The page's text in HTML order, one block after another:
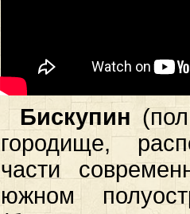
Бискупин
городище,
части
южном